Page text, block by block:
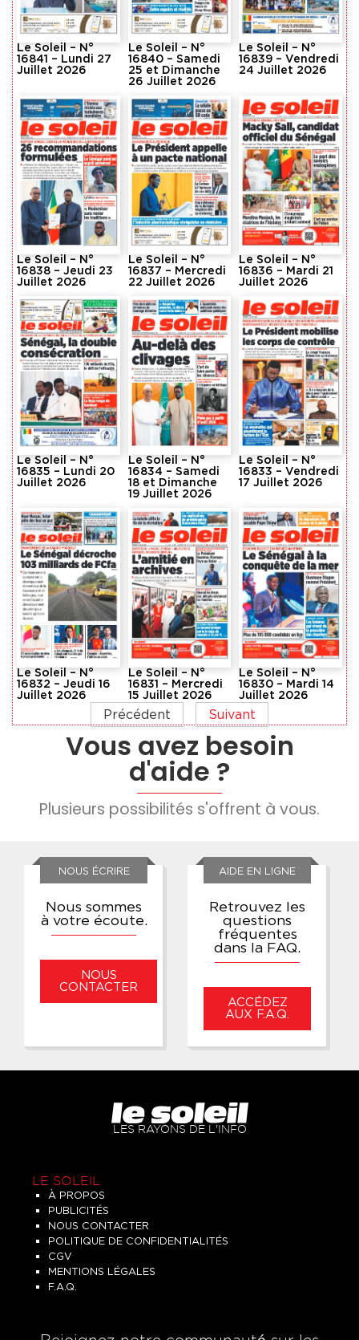
Le Soleil – N°
16841 – Lundi 27
Juillet 2026
Le Soleil – N°
16840 – Samedi
25 et Dimanche
26 Juillet 2026
Le Soleil – N°
16839 – Vendredi
24 Juillet 2026
Le Soleil – N°
16838 – Jeudi 23
Juillet 2026
Le Soleil – N°
16837 – Mercredi
22 Juillet 2026
Le Soleil – N°
16836 – Mardi 21
Juillet 2026
Le Soleil – N°
16835 – Lundi 20
Juillet 2026
Le Soleil – N°
16834 – Samedi
18 et Dimanche
19 Juillet 2026
Le Soleil – N°
16833 – Vendredi
17 Juillet 2026
Le Soleil – N°
16832 – Jeudi 16
Juillet 2026
Le Soleil – N°
16831 – Mercredi
15 Juillet 2026
Le Soleil – N°
16830 – Mardi 14
Juillet 2026
Précédent Suivant
Vous avez besoin
d'aide ?
Plusieurs possibilités s'offrent à vous.
NOUS ÉCRIRE
Nous sommes
à votre écoute.
NOUS
CONTACTER
AIDE EN LIGNE
Retrouvez les
questions
fréquentes
dans la FAQ.
ACCÉDEZ
AUX F.A.Q.
LES RAYONS DE L'INFO
LE SOLEIL
À PROPOS
PUBLICITÉS
NOUS CONTACTER
POLITIQUE DE CONFIDENTIALITÉS
CGV
MENTIONS LÉGALES
F.A.Q.